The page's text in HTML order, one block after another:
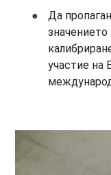
Да
участие на